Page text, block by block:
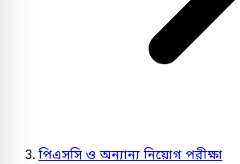
পিএসসি ও অন্যান্য নিয়োগ পরীক্ষা